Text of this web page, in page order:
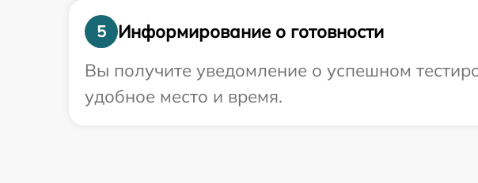
5
Информирование о готовности
Вы получите уведомление о успешном
удобное место и время.